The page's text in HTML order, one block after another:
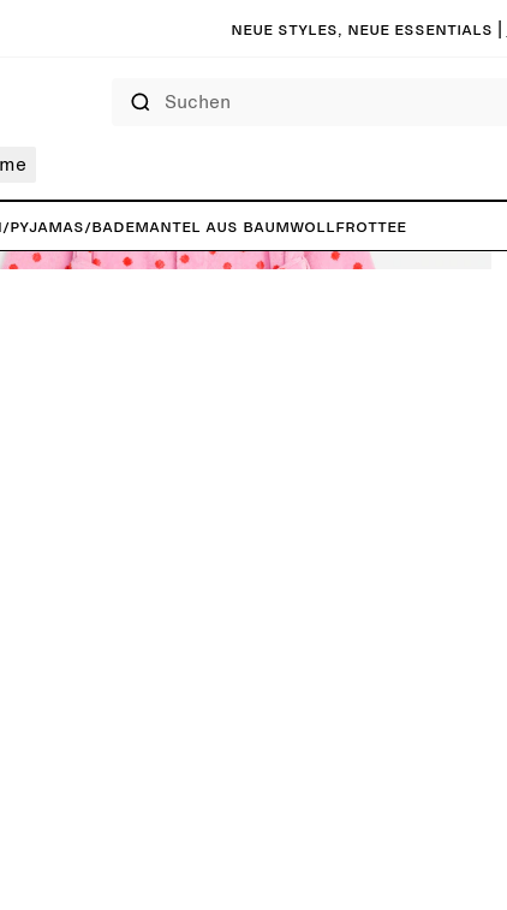
Neue Styles, neue Essentials |
/Pyjamas/Bademantel aus Baumwollfrottee